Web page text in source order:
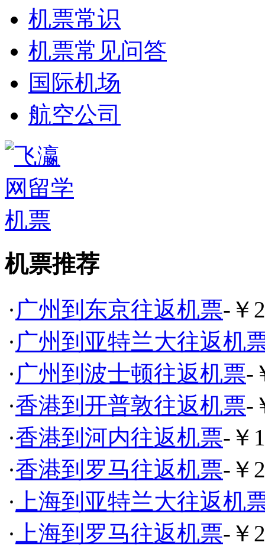
机票常识
机票常见问答
国际机场
航空公司
机票推荐
·广州到东京往返机票-￥
·广州到亚特兰大往返机
·广州到波士顿往返机票-
·香港到开普敦往返机票-
·香港到河内往返机票-￥
·香港到罗马往返机票-￥
· 上海到亚特兰大往返机
· 上海到罗马往返机票-￥